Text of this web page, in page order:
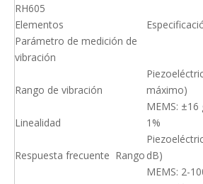
RH605
Elementos
Parámetro de medición de
vibración
Rango de vibración
máximo)
MEMS:
Linealidad
1%
Respuesta frecuente Rango dB)
MEMS: 2-